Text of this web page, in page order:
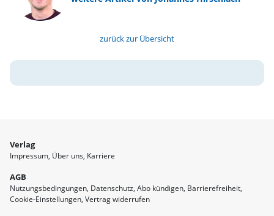
zurück zur Übersicht
Verlag
Impressum Über uns Karriere
AGB
Nutzungsbedingungen Datenschutz Abo kündigen Barrierefreiheit
Cookie-Einstellungen Vertrag widerrufen